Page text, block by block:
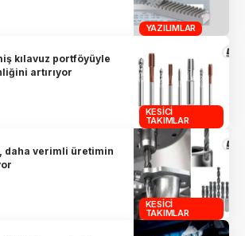
YAZILIMLAR
KESICI
TAKIMLAR
kılavuz portföyüyle
artırıyor
KESICI
TAKIMLAR
daha verimli üretimin